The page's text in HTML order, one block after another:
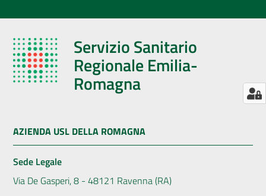
Servizio Sanitario
Regionale Emilia-
Romagna
AZIENDA USL DELLA ROMAGNA
Sede Legale
Via De Gasperi, 8 - 48121 Ravenna (RA)